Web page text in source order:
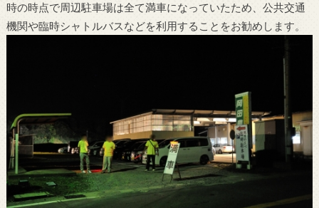
時の時点で周辺駐車場は全て満車になっていたため、公共交通
機関や臨時シャトルバスなどを利用することをお勧めします。